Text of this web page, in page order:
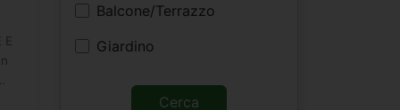
E
Balcone/Terrazzo
Giardino